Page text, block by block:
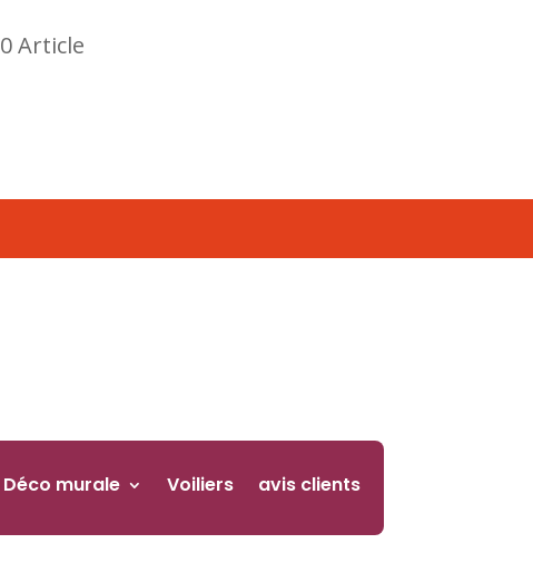
0 Article
Déco murale Voiliers
avis clients